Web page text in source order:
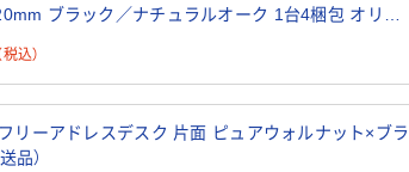
ブラック／ナチュラルオーク 1台4梱包 オリジ
税込）
フリーアドレスデスク 片面 ピュアウォルナット×ブラ
品）